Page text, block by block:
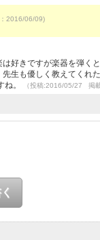
2016/06/09)
好きですが楽器を弾く
生も優しく教えてくれ
ね。
（投稿:2016/05/27 掲